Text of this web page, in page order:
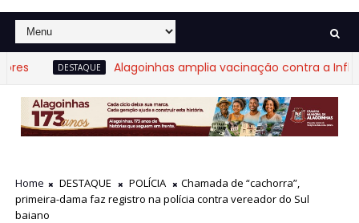
DESTAQUE Alagoinhas amplia vacinação contra a
Home DESTAQUE POLÍCIA
Chamada de “cachorra”,
primeira-dama faz registro na polícia contra vereador do Sul
baiano